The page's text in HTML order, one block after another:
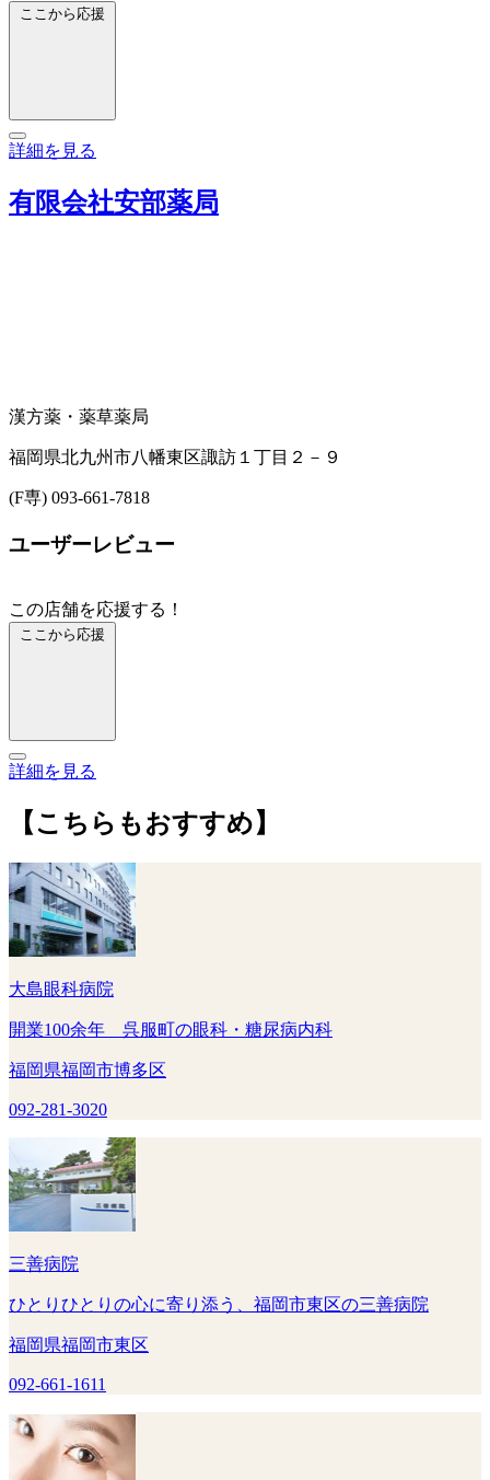
ここから応援
詳細を見る
有限会社安部薬局
漢方薬・薬草薬局
福岡県北九州市八幡東区諏訪１丁目２－９
(F専) 093-661-7818
ユーザーレビュー
この店舗を応援する！
ここから応援
詳細を見る
【こちらもおすすめ】
大島眼科病院
開業100余年 呉服町の眼科・糖尿病内科
福岡県福岡市博多区
092-281-3020
三善病院
ひとりひとりの心に寄り添う、福岡市東区の三善病院
福岡県福岡市東区
092-661-1611